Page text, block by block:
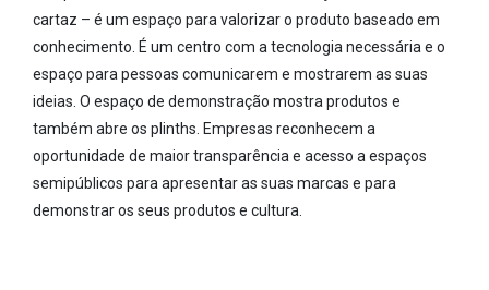
cartaz – é um espaço para valorizar o produto baseado em
conhecimento. É um centro com a tecnologia necessária e o
espaço para pessoas comunicarem e mostrarem as suas
ideias. O espaço de demonstração mostra produtos e
também abre os plinths. Empresas reconhecem a
oportunidade de maior transparência e acesso a espaços
semipúblicos para apresentar as suas marcas e para
demonstrar os seus produtos e cultura.